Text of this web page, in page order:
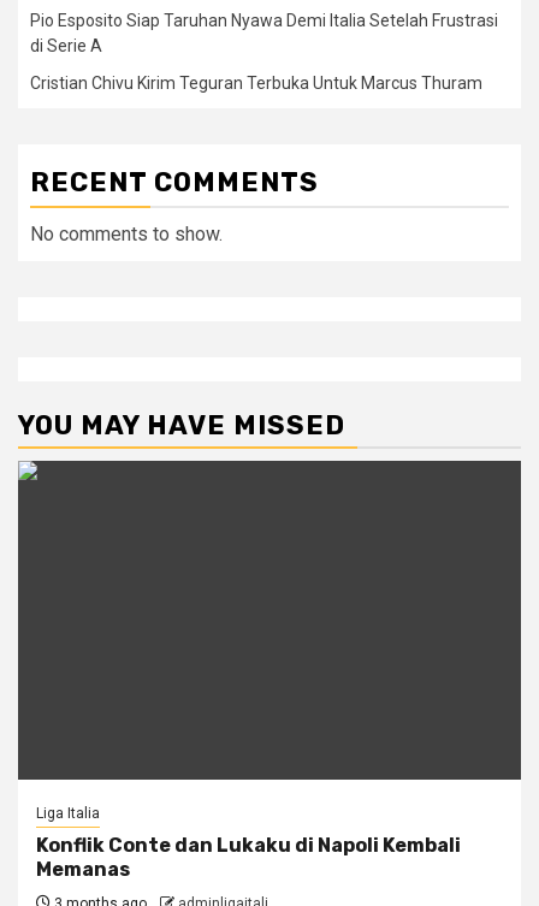
Pio Esposito Siap Taruhan Nyawa Demi Italia Setelah Frustrasi
di Serie A
Cristian Chivu Kirim Teguran Terbuka Untuk Marcus Thuram
RECENT COMMENTS
No comments to show.
YOU MAY HAVE MISSED
Liga Italia
Konflik Conte dan Lukaku di Napoli Kembali
Memanas